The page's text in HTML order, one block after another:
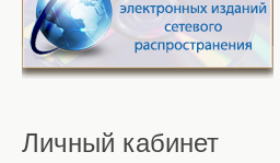
Личный кабинет